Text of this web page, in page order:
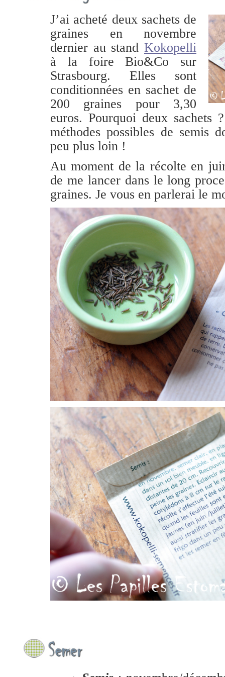
J’ai acheté deux sachets de
graines en novembre
dernier au stand Kokopelli
à la foire Bio&Co sur
Strasbourg. Elles sont
conditionnées en sachet de
200 graines pour 3,30
euros. Pourquoi deux sachets
méthodes possibles de semis
peu plus loin !
Au moment de la récolte en
de me lancer dans le long
graines. Je vous en parlerai le